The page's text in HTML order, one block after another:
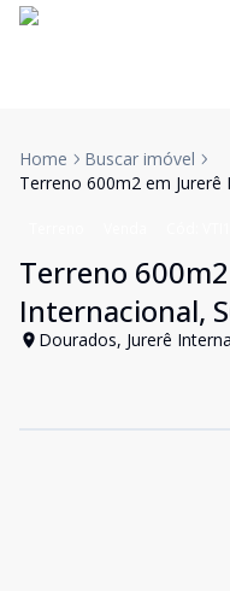
Home
Buscar imóvel
Terreno 600m2 em Jurerê
Terreno
Internacional,
Dourados, Jurerê